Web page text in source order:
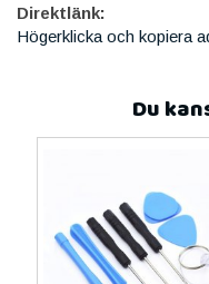
Direktlänk:
Högerklicka och kopiera
Du